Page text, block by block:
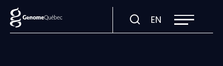
EN Visiter
la
la
navigation
du